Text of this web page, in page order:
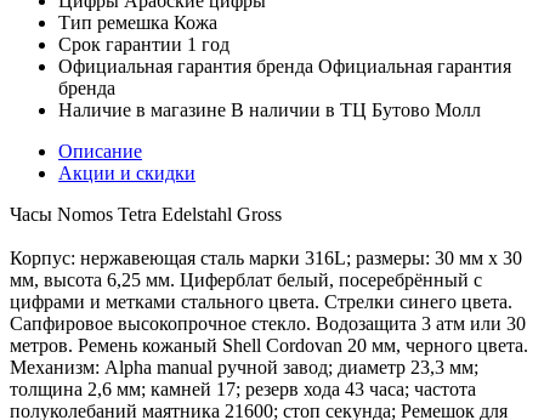
Тип ремешка Кожа
Срок гарантии 1 год
Официальная гарантия бренда Официальная гарантия
бренда
Наличие в магазине В наличии в ТЦ Бутово Молл
Описание
Акции и скидки
Часы Nomos Tetra Edelstahl Gross
Корпус: нержавеющая сталь марки 316L; размеры: 30 мм x 30
мм, высота 6,25 мм. Циферблат белый, посеребрённый с
цифрами и метками стального цвета. Стрелки синего цвета.
Сапфировое высокопрочное стекло. Водозащита 3 атм или 30
метров. Ремень кожаный Shell Cordovan 20 мм, черного цвета.
Механизм: Alpha manual ручной завод; диаметр 23,3 мм;
толщина 2,6 мм; камней 17; резерв хода 43 часа; частота
полуколебаний маятника 21600; стоп секунда; Ремешок для